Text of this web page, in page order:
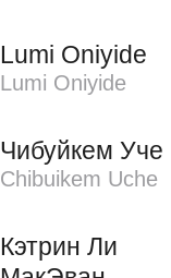
Lumi Oniyide
Lumi Oniyide
Чибуйкем Уче
Chibuikem Uche
Кэтрин Ли